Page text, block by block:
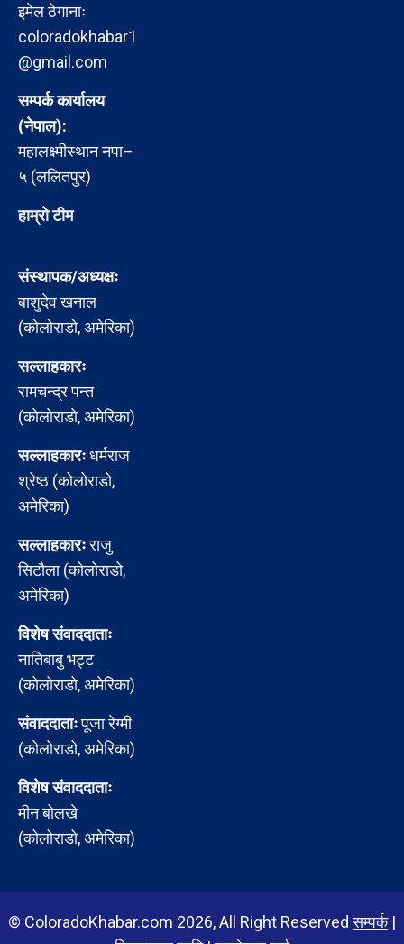
इमेल ठेगानाः
coloradokhabar1
@gmail.com
सम्पर्क कार्यालय
(नेपाल):
महालक्ष्मीस्थान नपा–
५ (ललितपुर)
हाम्रो टीम
संस्थापक/अध्यक्षः
बाशुदेव खनाल
(कोलोराडो, अमेरिका)
सल्लाहकारः
रामचन्द्र पन्त
(कोलोराडो, अमेरिका)
सल्लाहकारःधर्मराज
श्रेष्ठ (कोलोराडो,
अमेरिका)
सल्लाहकारःराजु
सिटौला (कोलोराडो,
अमेरिका)
विशेष संवाददाताः
नातिबाबु भट्ट
(कोलोराडो, अमेरिका)
संवाददाताःपूजा रेग्मी
(कोलोराडो, अमेरिका)
विशेष संवाददाताः
मीन बोलखे
(कोलोराडो, अमेरिका)
© ColoradoKhabar.com 2026, All Right Reservedसम्पर्क|